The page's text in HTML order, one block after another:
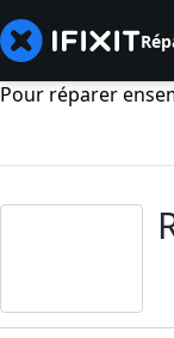
Pour réparer